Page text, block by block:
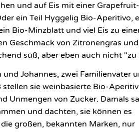
und auf Eis mit einer Grapefruit-
ein Teil Hyggelig Bio-Aperitivo,
Bio-Minzblatt und viel Eis zu
Geschmack von Zitronengras und
süß, aber eben auch nicht
Johannes, zwei Familienväter
stellen sie weinbasierte Bio-
Unmengen von Zucker. Damals
und dachten, sie können es
großen, bekannten Marken, nur